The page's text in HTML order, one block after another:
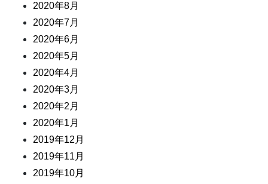
2020年8月
2020年7月
2020年6月
2020年5月
2020年4月
2020年3月
2020年2月
2020年1月
2019年12月
2019年11月
2019年10月